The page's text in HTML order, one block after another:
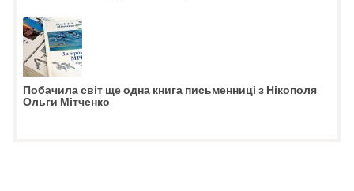
Побачила світ ще одна книга письменниці з Нікополя
Ольги Мітченко